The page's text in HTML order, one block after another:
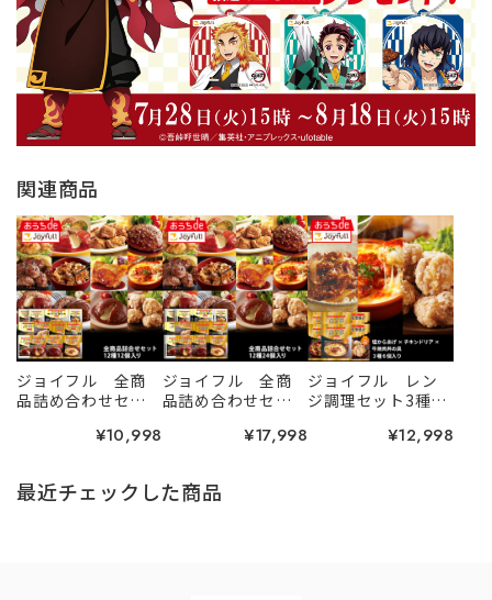
関連商品
ジョイフル 全商
品詰め合わせセッ
¥10,998
ジョイフル 全商
品詰め合わせセッ
¥17,998
ジョイフル レン
ジ調理セット3種12
の具×チキンドリ
¥12,998
最近チェックした商品